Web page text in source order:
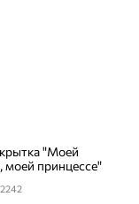
"Моей
моей принцессе"